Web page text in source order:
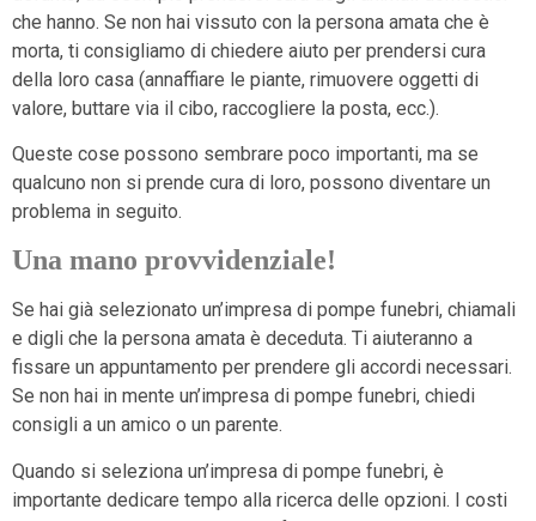
che hanno. Se non hai vissuto con la persona amata che è
morta, ti consigliamo di chiedere aiuto per prendersi cura
della loro casa (annaffiare le piante, rimuovere oggetti di
valore, buttare via il cibo, raccogliere la posta, ecc.).
Queste cose possono sembrare poco importanti, ma se
qualcuno non si prende cura di loro, possono diventare un
problema in seguito.
Una mano provvidenziale!
Se hai già selezionato un’impresa di pompe funebri, chiamali
e digli che la persona amata è deceduta. Ti aiuteranno a
fissare un appuntamento per prendere gli accordi necessari.
Se non hai in mente un’impresa di pompe funebri, chiedi
consigli a un amico o un parente.
Quando si seleziona un’impresa di pompe funebri, è
importante dedicare tempo alla ricerca delle opzioni. I costi